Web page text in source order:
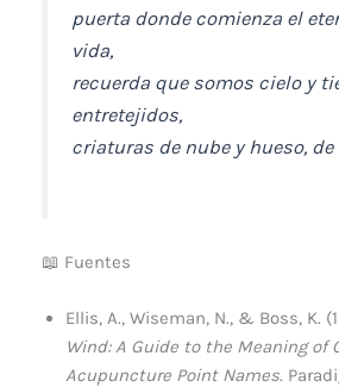
puerta donde comienza el
vida,
recuerda que somos cielo y
entretejidos,
criaturas de nube y hueso, de
📖 Fuentes
Ellis, A., Wiseman, N., & Boss, K.
Wind: A Guide to the Meaning of
Acupuncture Point Names.